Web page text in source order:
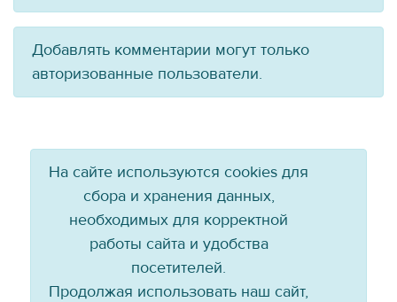
Добавлять комментарии могут только
авторизованные пользователи.
На сайте используются cookies для
сбора и хранения данных,
необходимых для корректной
работы сайта и удобства
посетителей.
Продолжая использовать наш сайт,